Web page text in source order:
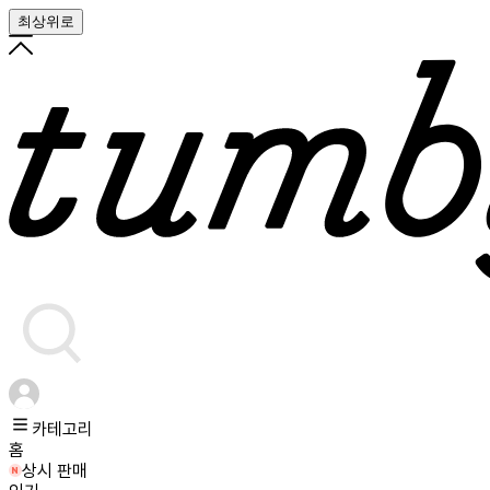
최상위로
카테고리
홈
상시 판매